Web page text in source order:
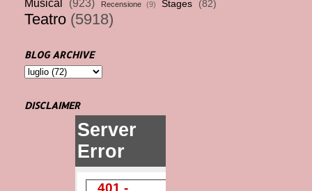
Musical (923) Recensione (9) Stages (82)
Teatro (5918)
BLOG ARCHIVE
DISCLAIMER